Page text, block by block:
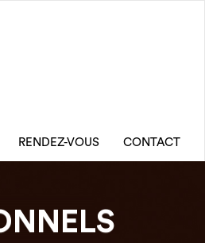
RENDEZ-VOUS CONTACT